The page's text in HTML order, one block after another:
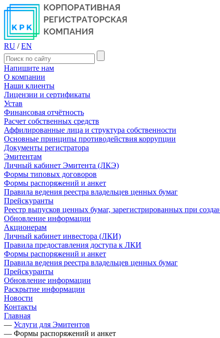
RU / EN
Напишите нам
О компании
Наши клиенты
Лицензии и сертификаты
Устав
Финансовая отчётность
Расчет собственных средств
Аффилированные лица и структура собственности
Основные принципы противодействия коррупции
Документы регистратора
Эмитентам
Личный кабинет Эмитента (ЛКЭ)
Формы типовых договоров
Формы распоряжений и анкет
Правила ведения реестра владельцев ценных бумаг
Прейскуранты
Реестр выпусков ценных бумаг, зарегистрированных при
Обновление информации
Акционерам
Личный кабинет инвестора (ЛКИ)
Правила предоставления доступа к ЛКИ
Формы распоряжений и анкет
Правила ведения реестра владельцев ценных бумаг
Прейскуранты
Обновление информации
Раскрытие информации
Новости
Контакты
Главная
— Услуги для Эмитентов
— Формы распоряжений и анкет